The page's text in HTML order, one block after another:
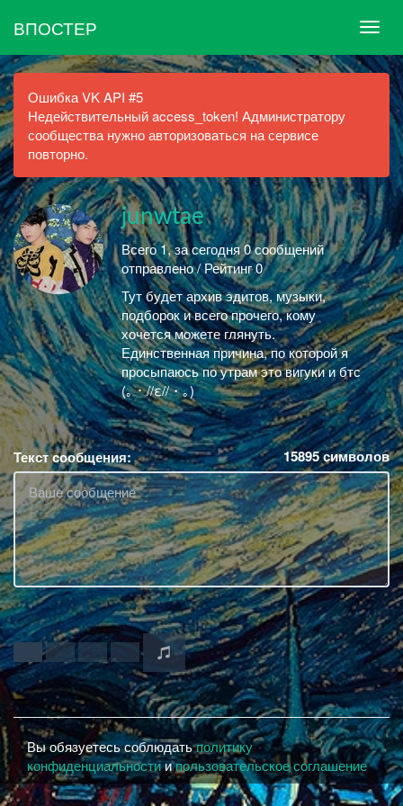
ВПОСТЕР
Ошибка VK API #5
Недействительный access_token! Администратору
сообщества нужно авторизоваться на сервисе
повторно.
junwtae
Всего 1, за сегодня 0 сообщений
отправлено / Рейтинг 0
Тут будет архив эдитов, музыки,
подборок и всего прочего, кому
хочется можете глянуть.
Единственная причина, по которой я
просыпаюсь по утрам это вигуки и бтс
(｡・//ε//・｡)
Текст сообщения: 15895символов
Вы обязуетесь соблюдатьполитику
конфиденциальностиипользовательское соглашение